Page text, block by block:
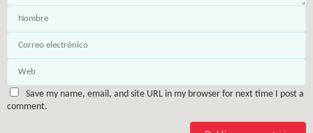
Save my name, email, and site URL in my browser for next time I post a
comment.